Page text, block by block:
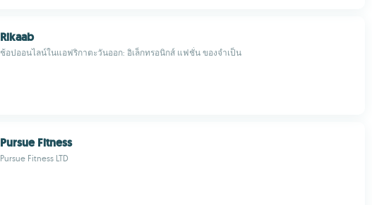
Rikaab
ช้อปออนไลน์ในแอฟริกาตะวันออก: อิเล็กทรอนิกส์ แฟชั่น ของจำเป็น
Pursue Fitness
Pursue Fitness LTD